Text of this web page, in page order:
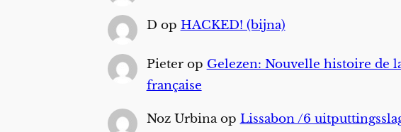
D op HACKED! (bijna)
Pieterop Gelezen: Nouvelle histoire de
française
Noz Urbinaop Lissabon /6